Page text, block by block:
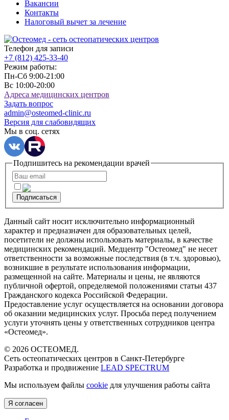
Вакансии
Контакты
Налоговый вычет за лечение
Телефон для записи
+7 (812) 425-33-40
Режим работы:
Пн-Сб 9:00-21:00
Вс 10:00-20:00
Адреса медицинских центров
Задать вопрос
admin@osteomed-clinic.ru
Версия для слабовидящих
Мы в соц. сетях
Подпишитесь на рекомендации врачей
Подписаться
Данный сайт носит исключительно информационный
характер и предназначен для образовательных целей,
посетители не должны использовать материалы, в качестве
медицинских рекомендаций. Медцентр "Остеомед" не несет
ответственности за возможные последствия (в т.ч. здоровью),
возникшие в результате использования информации,
размещенной на сайте. Материалы и цены, не являются
публичной офертой, определяемой положениями статьи 437
Гражданского кодекса Российской Федерации.
Предоставление услуг осуществляется на основании договора
об оказании медицинских услуг. Просьба перед получением
услуги уточнять цены у ответственных сотрудников центра
«Остеомед».
© 2026 ОСТЕОМЕД.
Сеть остеопатических центров в Санкт-Петербурге
Разработка и продвижение LEAD SPECTRUM
Мы используем файлы cookie для улучшения работы сайта
Я согласен